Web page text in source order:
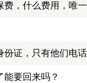
，什么费用，唯
证，只有他们电
要回来吗？